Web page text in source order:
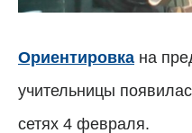
Ориентировка на
учительницы
сетях 4 февраля.